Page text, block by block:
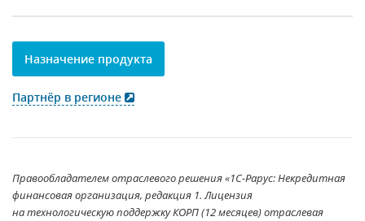
Назначение продукта
Партнёр в регионе
Правообладателем отраслевого решения «1С-Рарус: Некредитная
финансовая организация, редакция 1. Лицензия
на технологическую поддержку КОРП (12 месяцев) отраслевая